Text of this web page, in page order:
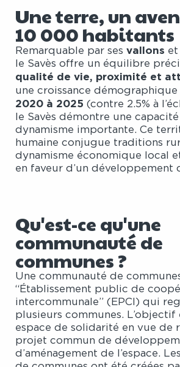
Une terre, un
10 000 habitants
Remarquable par ses vallons et
le Savès offre un équilibre
qualité de vie, proximité et
une croissance démographique
2020 à 2025 (contre 2.5% à
le Savès démontre une
dynamisme importante. Ce
humaine conjugue traditions
dynamisme économique local
en faveur d’un développement
Qu'est-ce qu'une
communauté de
communes ?
Une communauté de
“Établissement public de
intercommunale” (EPCI) qui
plusieurs communes. L’objectif
espace de solidarité en vue de
projet commun de
d’aménagement de l’espace.